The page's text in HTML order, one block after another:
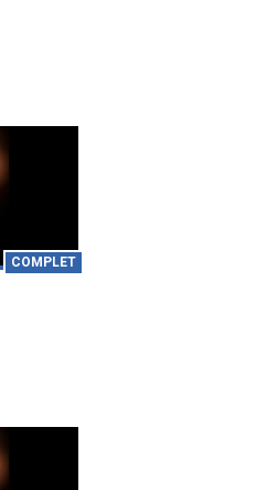
COMPLET